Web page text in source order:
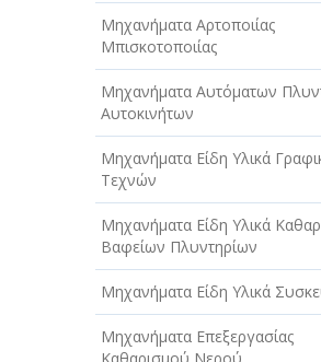
Μηχανήματα Αρτοποιίας
Μπισκοτοποιίας
Μηχανήματα Αυτόματων
Αυτοκινήτων
Μηχανήματα Είδη Υλικά
Τεχνών
Μηχανήματα Είδη Υλικά
Βαφείων Πλυντηρίων
Μηχανήματα Είδη Υλικά
Μηχανήματα Επεξεργασίας